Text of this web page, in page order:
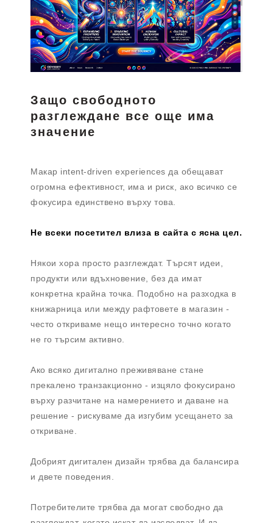
Защо свободното
разглеждане все още има
значение
Макар intent-driven experiences да обещават
огромна ефективност, има и риск, ако всичко се
фокусира единствено върху това.
Не всеки посетител влиза в сайта с ясна цел.
Някои хора просто разглеждат. Търсят идеи,
продукти или вдъхновение, без да имат
конкретна крайна точка. Подобно на разходка в
книжарница или между рафтовете в магазин -
често откриваме нещо интересно точно когато
не го търсим активно.
Ако всяко дигитално преживяване стане
прекалено транзакционно - изцяло фокусирано
върху разчитане на намерението и даване на
решение - рискуваме да изгубим усещането за
откриване.
Добрият дигитален дизайн трябва да балансира
и двете поведения.
Потребителите трябва да могат свободно да